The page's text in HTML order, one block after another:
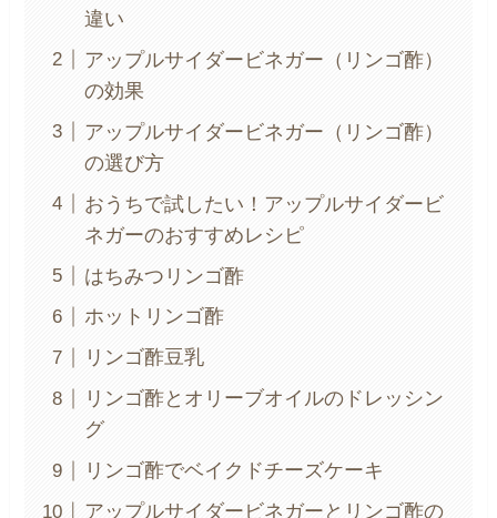
違い
アップルサイダービネガー（リンゴ酢）
の効果
アップルサイダービネガー（リンゴ酢）
の選び方
おうちで試したい！アップルサイダービ
ネガーのおすすめレシピ
はちみつリンゴ酢
ホットリンゴ酢
リンゴ酢豆乳
リンゴ酢とオリーブオイルのドレッシン
グ
リンゴ酢でベイクドチーズケーキ
アップルサイダービネガーとリンゴ酢の